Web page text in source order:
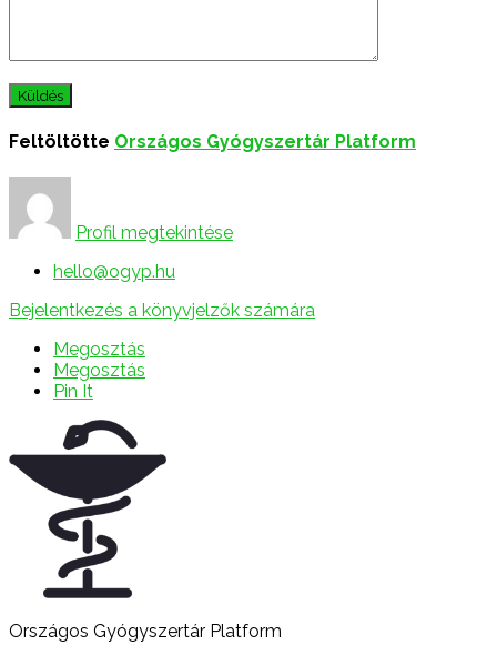
Feltöltötte Országos Gyógyszertár Platform
Profil megtekintése
hello@ogyp.hu
Bejelentkezés a könyvjelzők számára
Megosztás
Megosztás
Pin It
Országos Gyógyszertár Platform